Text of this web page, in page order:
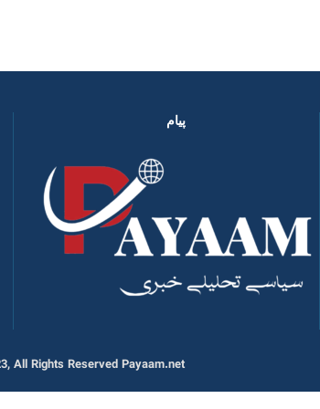
پیام
Copyright © 2023, All Rights Reserved Payaam.net